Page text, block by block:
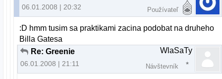
06.01.2008 | 20:32 Používateľ
:D hmm tusim sa praktikami zacina podobat na druheho
Billa Gatesa
Re: Greenie
06.01.2008 | 21:11
WlaSaTy
Návštevník